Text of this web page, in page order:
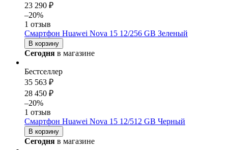
23 290 ₽
–20%
1 отзыв
Смартфон Huawei Nova 15 12/256 GB Зеленый
В корзину
Сегодня в магазине
Бестселлер
35 563 ₽
28 450 ₽
–20%
1 отзыв
Смартфон Huawei Nova 15 12/512 GB Черный
В корзину
Сегодня в магазине